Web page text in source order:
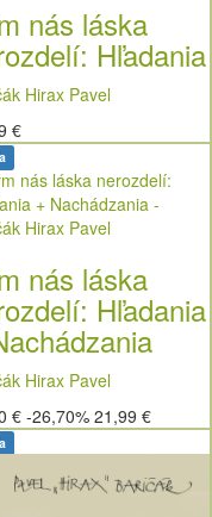
nás láska
Hľadania
Hirax Pavel
€
nás láska
Hľadania
Hirax Pavel
€ -26,70% 21,99 €